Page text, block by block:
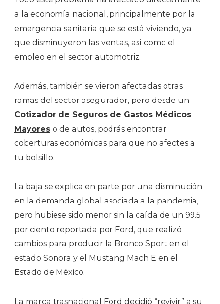
a la economía nacional, principalmente por la
emergencia sanitaria que se está viviendo, ya
que disminuyeron las ventas, así como el
empleo en el sector automotriz.
Además, también se vieron afectadas otras
ramas del sector asegurador, pero desde un
Cotizador de Seguros de Gastos Médicos
Mayores o de autos, podrás encontrar
coberturas económicas para que no afectes a
tu bolsillo.
La baja se explica en parte por una disminución
en la demanda global asociada a la pandemia,
pero hubiese sido menor sin la caída de un 99.5
por ciento reportada por Ford, que realizó
cambios para producir la Bronco Sport en el
estado Sonora y el Mustang Mach E en el
Estado de México.
La marca trasnacional Ford decidió “revivir” a su